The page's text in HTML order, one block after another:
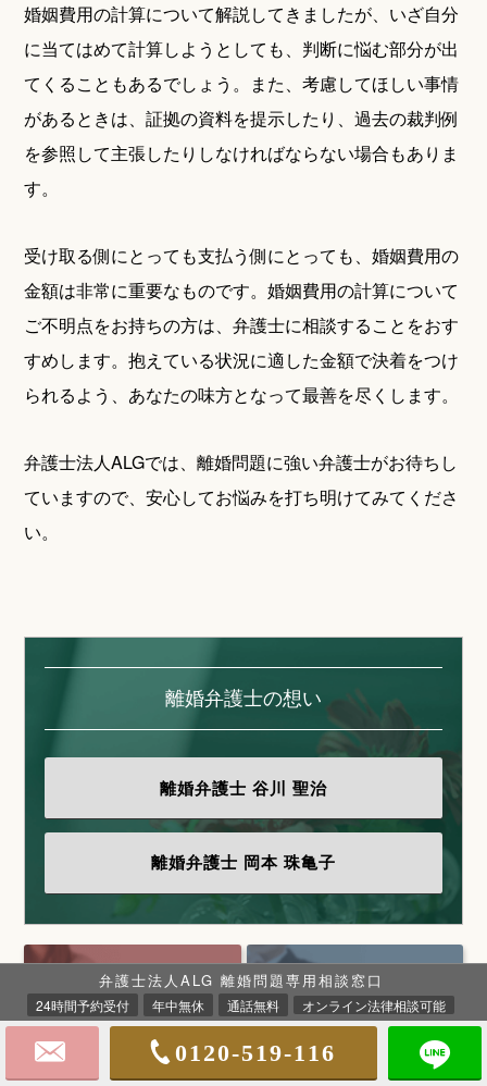
婚姻費用の計算について解説してきましたが、いざ自分
に当てはめて計算しようとしても、判断に悩む部分が出
てくることもあるでしょう。また、考慮してほしい事情
があるときは、証拠の資料を提示したり、過去の裁判例
を参照して主張したりしなければならない場合もありま
す。
受け取る側にとっても支払う側にとっても、婚姻費用の
金額は非常に重要なものです。婚姻費用の計算について
ご不明点をお持ちの方は、弁護士に相談することをおす
すめします。抱えている状況に適した金額で決着をつけ
られるよう、あなたの味方となって最善を尽くします。
弁護士法人ALGでは、離婚問題に強い弁護士がお待ちし
ていますので、安心してお悩みを打ち明けてみてくださ
い。
離婚弁護士の想い
離婚弁護士 谷川 聖治
離婚弁護士 岡本 珠亀子
妻のお悩み
女性の方へ
夫のお悩み
男性の方へ
弁護士法人ALG 離婚問題専用相談窓口
24時間予約受付 年中無休 通話無料 オンライン法律相談可能
0120-519-116